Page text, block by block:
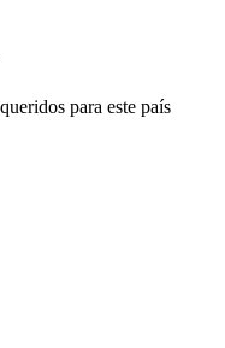
para este país